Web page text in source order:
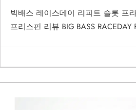
빅배스 레이스데이 리피트 슬롯 프
프리스핀 리뷰 BIG BASS RACEDAY